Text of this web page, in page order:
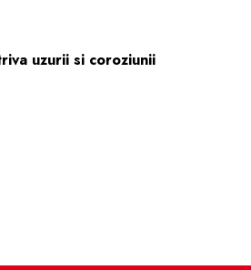
uzurii si coroziunii